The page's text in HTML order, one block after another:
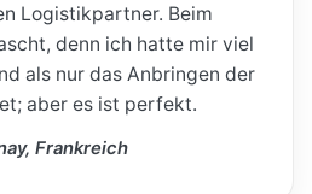
Logistikpartner. Beim
denn ich hatte mir viel
als nur das Anbringen der
aber es ist perfekt.
Frankreich